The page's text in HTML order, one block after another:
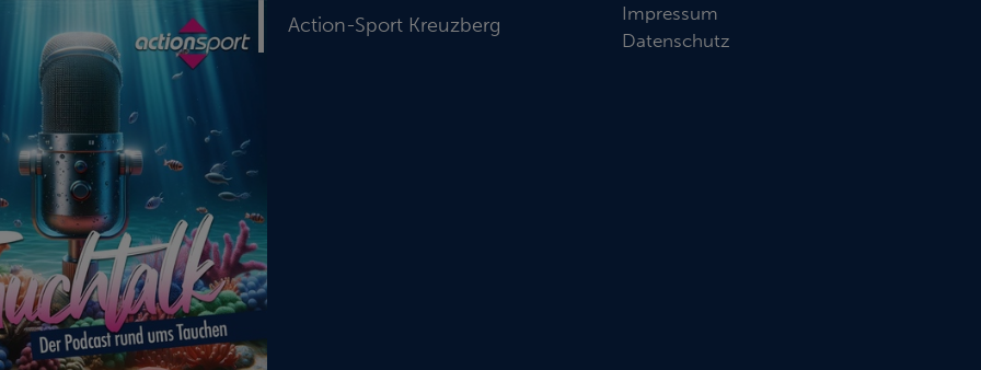
Action-Sport Kreuzberg
Impressum
Datenschutz